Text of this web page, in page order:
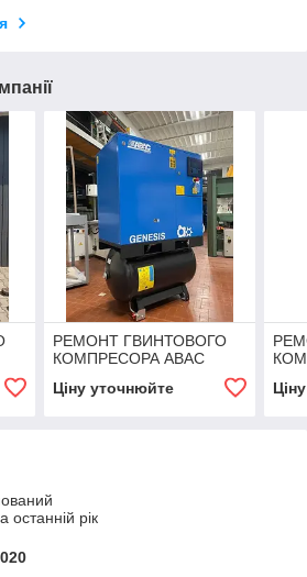
РЕМОНТ ГВИНТОВОГО
КОМПРЕСОРА ABAC
Ціну уточнюйте
останній рік